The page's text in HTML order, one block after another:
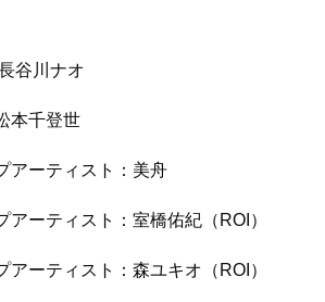
谷川ナオ
本千登世
アーティスト：美舟
アーティスト：室橋佑紀（ROI）
アーティスト：森ユキオ（ROI）